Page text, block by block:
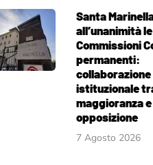
Santa
all’unanimità le
Commissioni
permanenti:
collaborazione
istituzionale
maggioranza e
opposizione
7 Agosto 2026